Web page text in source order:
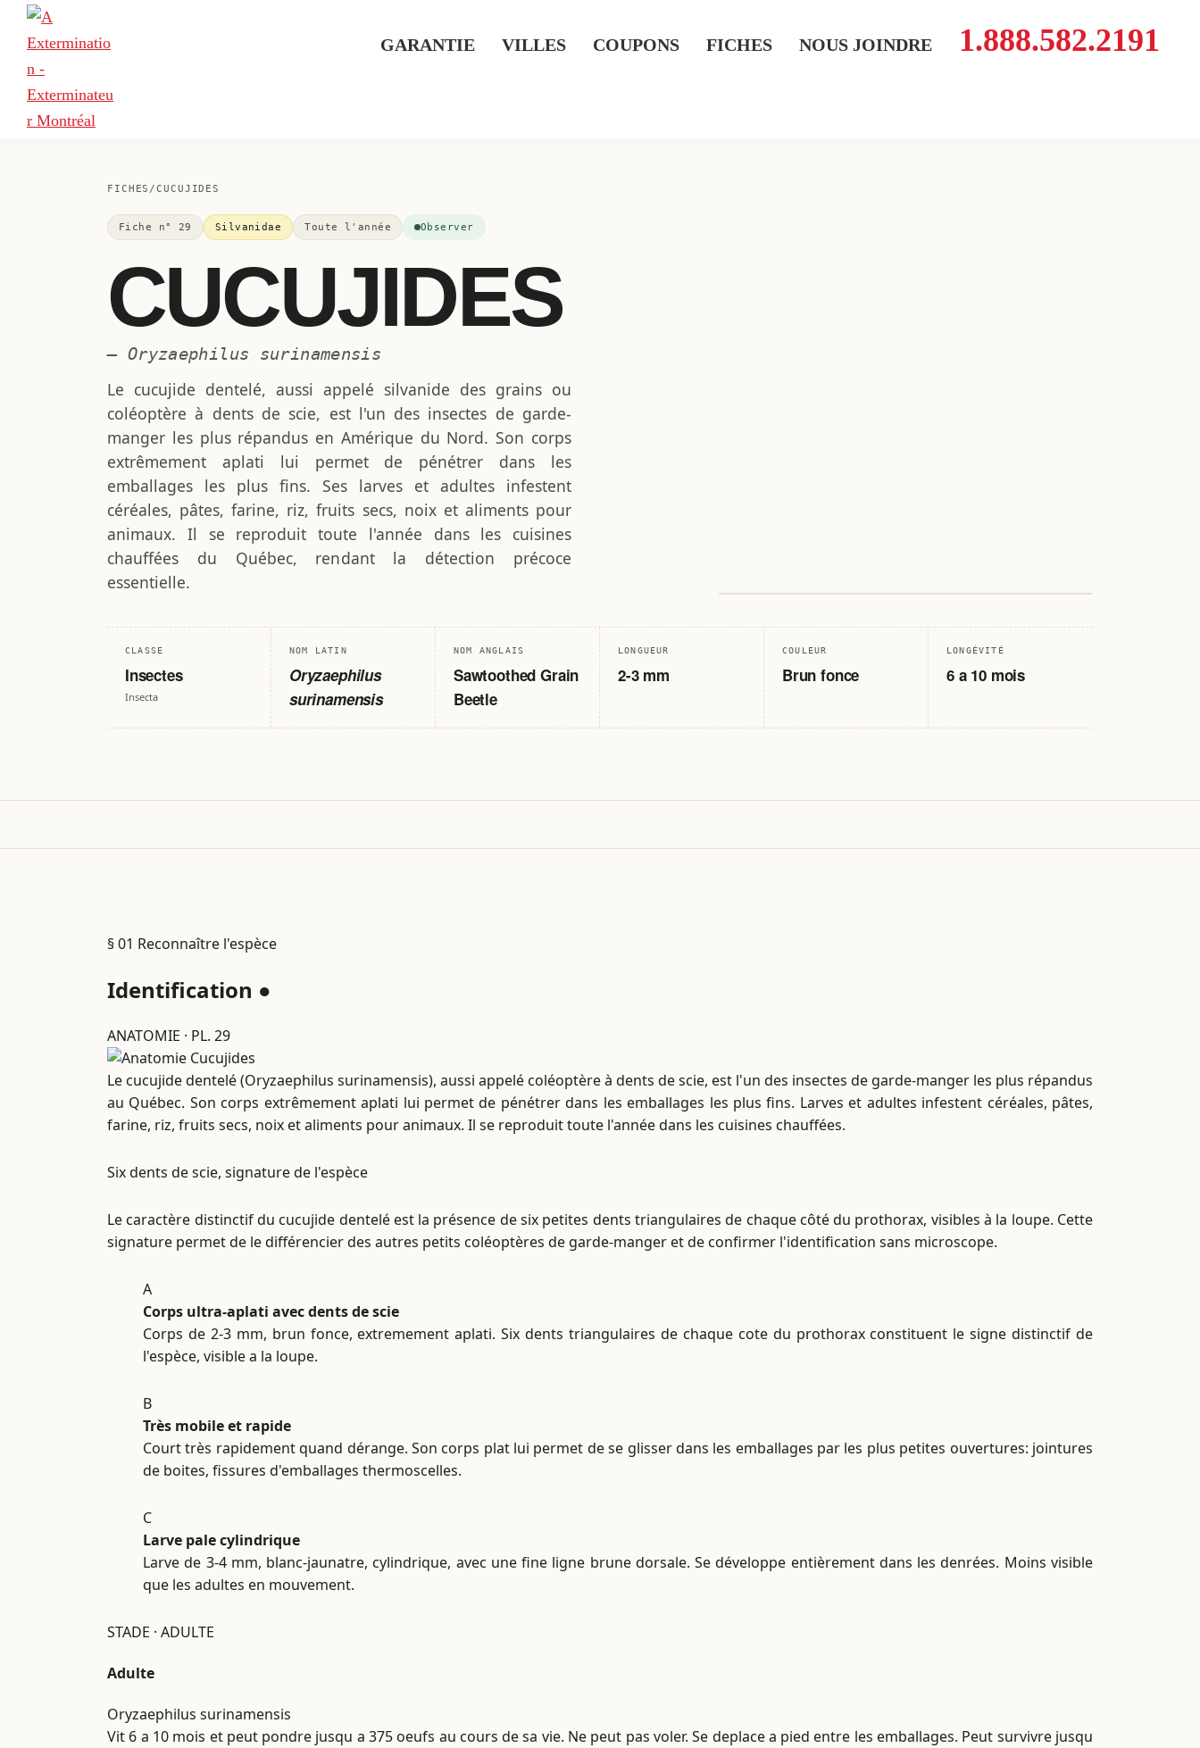
Skip
primary
navigation
Skip
main
content
Skip
footer
GARANTIE VILLES COUPONS FICHES NOUS JOINDRE 1.888.582.2191
FICHES /CUCUJIDES
Fiche n° 29 Silvanidae Toute l'année Observer
CUCUJIDES
— Oryzaephilus surinamensis
Le cucujide dentelé, aussi appelé silvanide des grains ou
coléoptère à dents de scie, est l'un des insectes de garde-
manger les plus répandus en Amérique du Nord. Son corps
extrêmement aplati lui permet de pénétrer dans les
emballages les plus fins. Ses larves et adultes infestent
céréales, pâtes, farine, riz, fruits secs, noix et aliments pour
animaux. Il se reproduit toute l'année dans les cuisines
chauffées du Québec, rendant la détection précoce
essentielle.
CLASSE
Insectes
Insecta
NOM LATIN
Oryzaephilus
surinamensis
NOM ANGLAIS
Sawtoothed Grain
Beetle
LONGUEUR
2-3 mm
COULEUR
Brun fonce
LONGÉVITÉ
6 a 10 mois
§ 01 Reconnaître l'espèce
Identification ●
ANATOMIE · PL. 29
Le cucujide dentelé (Oryzaephilus surinamensis), aussi appelé coléoptère à dents de scie, est l'un des insectes de garde-manger les plus répandus
au Québec. Son corps extrêmement aplati lui permet de pénétrer dans les emballages les plus fins. Larves et adultes infestent céréales, pâtes,
farine, riz, fruits secs, noix et aliments pour animaux. Il se reproduit toute l'année dans les cuisines chauffées.
Six dents de scie, signature de l'espèce
Le caractère distinctif du cucujide dentelé est la présence de six petites dents triangulaires de chaque côté du prothorax, visibles à la loupe. Cette
signature permet de le différencier des autres petits coléoptères de garde-manger et de confirmer l'identification sans microscope.
A
Corps ultra-aplati avec dents de scie
Corps de 2-3 mm, brun fonce, extremement aplati. Six dents triangulaires de chaque cote du prothorax constituent le signe distinctif de
l'espèce, visible a la loupe.
B
Très mobile et rapide
Court très rapidement quand dérange. Son corps plat lui permet de se glisser dans les emballages par les plus petites ouvertures: jointures
de boites, fissures d'emballages thermoscelles.
C
Larve pale cylindrique
Larve de 3-4 mm, blanc-jaunatre, cylindrique, avec une fine ligne brune dorsale. Se développe entièrement dans les denrées. Moins visible
que les adultes en mouvement.
STADE · ADULTE
Adulte
Oryzaephilus surinamensis
Vit 6 a 10 mois et peut pondre jusqu a 375 oeufs au cours de sa vie. Ne peut pas voler. Se deplace a pied entre les emballages. Peut survivre jusqu